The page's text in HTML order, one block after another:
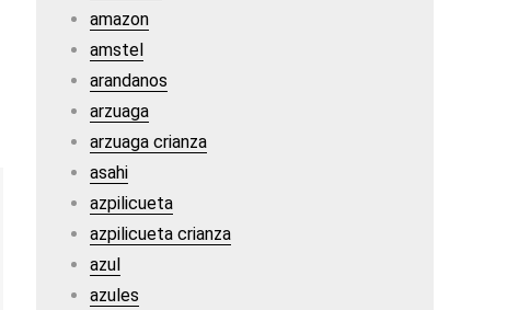
amazon
amstel
arandanos
arzuaga
arzuaga crianza
asahi
azpilicueta
azpilicueta crianza
azul
azules